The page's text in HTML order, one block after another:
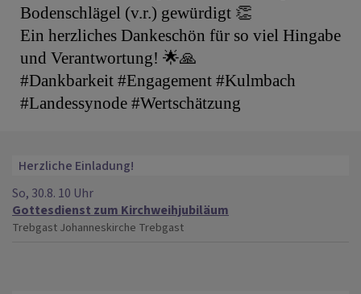
Bodenschlägel (v.r.) gewürdigt 👏
Ein herzliches Dankeschön für so viel Hingabe
und Verantwortung! 🌟🙏
#Dankbarkeit #Engagement #Kulmbach
#Landessynode #Wertschätzung
Herzliche Einladung!
So, 30.8. 10 Uhr
Gottesdienst zum Kirchweihjubiläum
Trebgast Johanneskirche Trebgast